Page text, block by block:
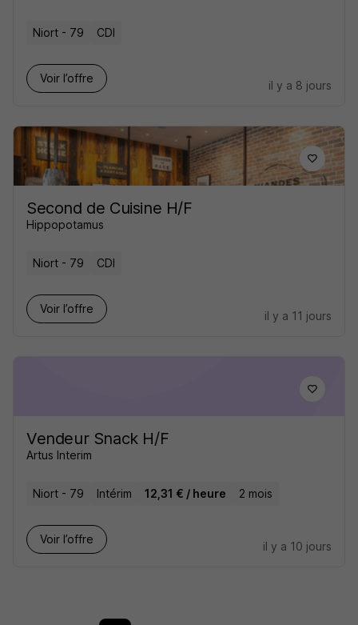
Niort - 79 CDI
Voir l’offre
il y a 8 jours
Second de Cuisine H/F
Hippopotamus
Niort - 79 CDI
Voir l’offre
il y a 11 jours
Vendeur Snack H/F
Artus Interim
Niort - 79 Intérim 12,31 € / heure 2 mois
Voir l’offre
il y a 10 jours